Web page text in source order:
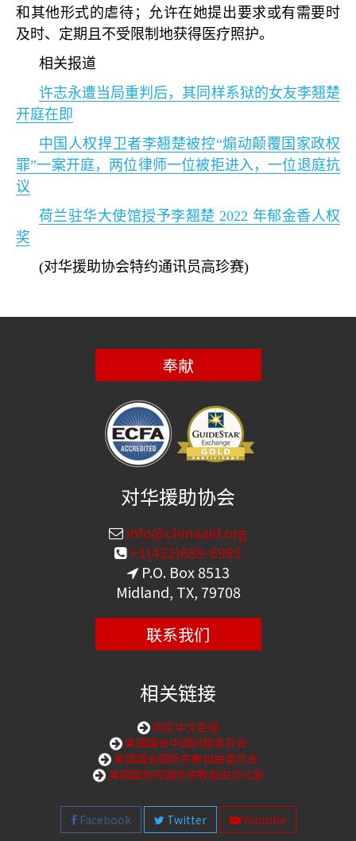
和其他形式的虐待；允许在她提出要求或有需要时
及时、定期且不受限制地获得医疗照护。
相关报道
许志永遭当局重判后，其同样系狱的女友李翘楚
开庭在即
中国人权捍卫者李翘楚被控“煽动颠覆国家政权
罪”一案开庭，两位律师一位被拒进入，一位退庭抗
议
荷兰驻华大使馆授予李翘楚 2022 年郁金香人权
奖
(对华援助协会特约通讯员高珍赛)
奉献
对华援助协会
info@chinaaid.org
+1(432)689-6985
P.O. Box 8513
Midland, TX, 79708
联系我们
相关链接
购买中文圣经
美国国会中国问题委员会
美国国会国际宗教自由委员会
美国国务院国际宗教自由办公室
Facebook Twitter Youtube